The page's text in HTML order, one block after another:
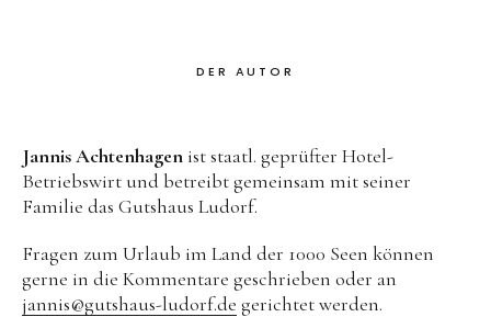
DER AUTOR
Jannis Achtenhagen ist staatl. geprüfter Hotel-
Betriebswirt und betreibt gemeinsam mit seiner
Familie das Gutshaus Ludorf.
Fragen zum Urlaub im Land der 1000 Seen können
gerne in die Kommentare geschrieben oder an
jannis@gutshaus-ludorf.de gerichtet werden.